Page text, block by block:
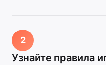
2
Узнайте правила